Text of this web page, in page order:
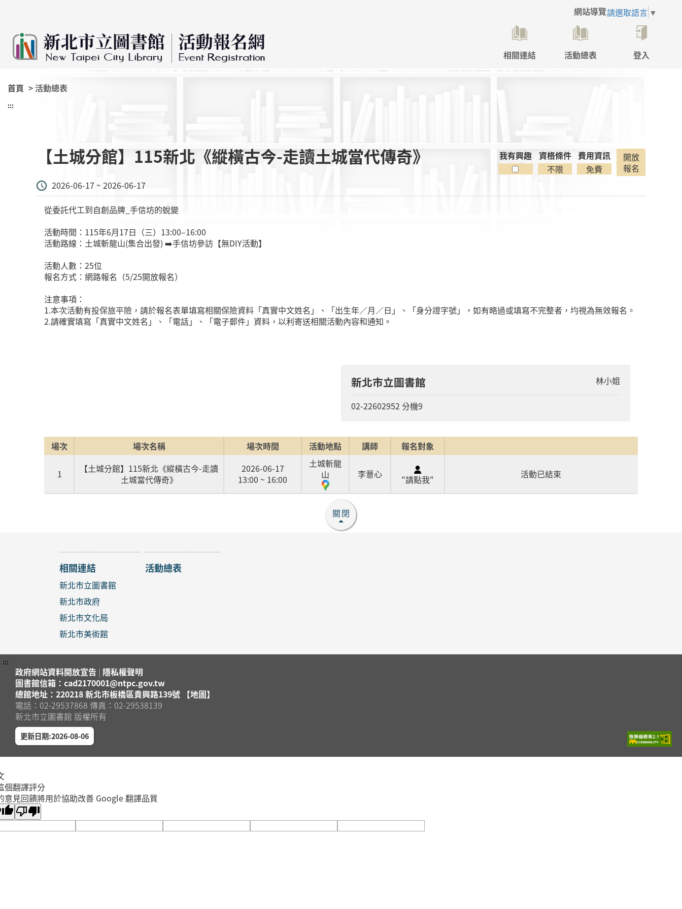
網站導覽請選取語言 ▼
相關連結
活動總表
跳
視
登入
首頁 > 活動總表
:::
【土城分館】115新北《縱橫古今-走讀土城當代傳奇》
2026-06-17 ~ 2026-06-17
我有興趣 資格條件
不限
費用資訊
免費
開放
報名
從委託代工到自創品牌_手信坊的蛻變
活動時間：115年6月17日（三）13:00–16:00
活動路線：土城斬龍山(集合出發) ➡️手信坊參訪【無DIY活動】
活動人數：25位
報名方式：網路報名（5/25開放報名）
注意事項：
1.本次活動有投保旅平險，請於報名表單填寫相關保險資料「真實中文姓名」、「出生年／月／日」、「身分證字號」，如有略過或填寫不完整者，均視為無效報名。
2.請確實填寫「真實中文姓名」、「電話」、「電子郵件」資料，以利寄送相關活動內容和通知。
新北市立圖書館 林小姐
02-22602952 分機9
場次 場次名稱 場次時間 活動地點 講師 報名對象
1
【土城分館】115新北《縱橫古今-走讀
土城當代傳奇》
2026-06-17
13:00 ~ 16:00
土城斬龍
山
李薏心 "請點我" 活動已結束
關閉
相關連結
新北市立圖書館
新北市政府
新北市文化局
新北市美術館
活動總表
:::
政府網站資料開放宣告 | 隱私權聲明
圖書館信箱：cad2170001@ntpc.gov.tw
總館地址：220218 新北市板橋區貴興路139號 【地圖】
電話：02-29537868 傳真：02-29538139
新北市立圖書館 版權所有
更新日期:2026-08-06
個翻譯評分
意見回饋將用於協助改善 Google 翻譯品質